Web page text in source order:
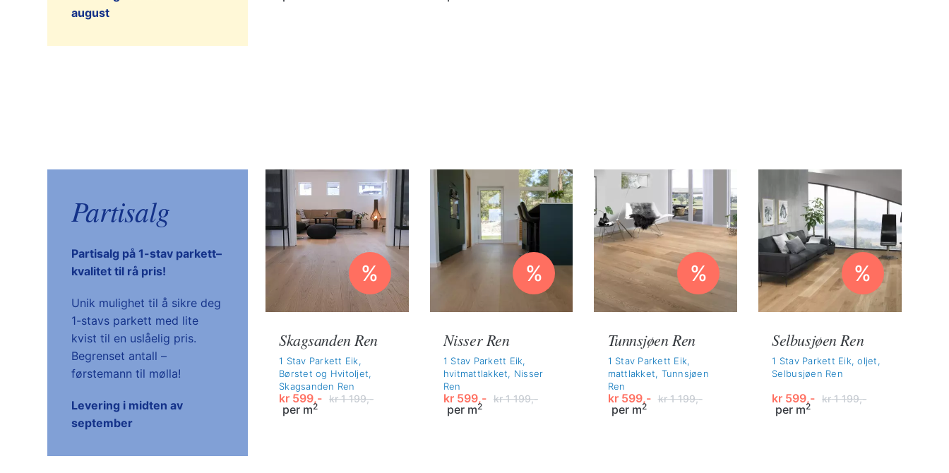
august
Opprinnelig
Nåværende
Opprinnelig
Nåværende
Partisalg
Partisalg på 1-stav parkett–
kvalitet til rå pris!
Unik mulighet til å sikre deg
1-stavs parkett med lite
kvist til en uslåelig pris.
Begrenset antall –
førstemann til mølla!
Levering i midten av
september
%
Skagsanden Ren
1 Stav Parkett Eik,
Børstet og Hvitoljet,
Skagsanden Ren
kr1 199,-
Opprinnelig
kr 599,-
Nåværende
per m2
%
Nisser Ren
1 Stav Parkett Eik,
hvitmattlakket, Nisser
Ren
kr1 199,-
Opprinnelig
kr599,-
Nåværende
per m2
%
Tunnsjøen Ren
1 Stav Parkett Eik,
mattlakket, Tunnsjøen
Ren
kr1 199,-
Opprinnelig
kr599,-
Nåværende
per m2
%
Selbusjøen Ren
1 Stav Parkett Eik, oljet,
Selbusjøen Ren
kr1 199,-
Opprinnelig
kr 599,-
Nåværende
per m2